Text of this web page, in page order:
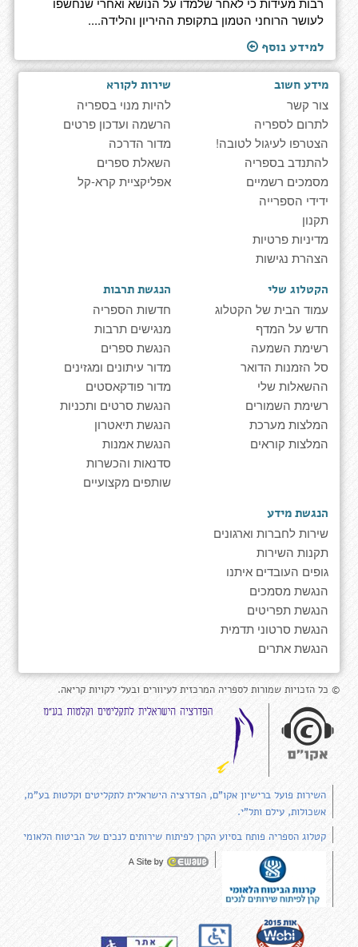
לעושר הרוחני הטמון בתקופת ההיריון והלידה....
למידע נוסף
מידע חשוב
צור קשר
לתרום לספריה
הצטרפו לעיגול לטובה!
להתנדב בספריה
מסמכים רשמיים
ידידי הספרייה
תקנון
מדיניות פרטיות
הצהרת נגישות
שירות לקורא
להיות מנוי בספריה
הרשמה ועדכון פרטים
מדור הדרכה
השאלת ספרים
אפליקציית קרא-קל
הקטלוג שלי
עמוד הבית של הקטלוג
חדש על המדף
רשימת השמעה
סל הזמנות הדואר
ההשאלות שלי
רשימת השמורים
המלצות מערכת
המלצות קוראים
הנגשת תרבות
חדשות הספריה
מנגישים תרבות
הנגשת ספרים
מדור עיתונים ומגזינים
מדור פודקאסטים
הנגשת סרטים ותכניות
הנגשת תיאטרון
הנגשת אמנות
סדנאות והכשרות
שותפים מקצועיים
הנגשת מידע
שירות לחברות וארגונים
תקנות השירות
גופים העובדים איתנו
הנגשת מסמכים
הנגשת תפריטים
הנגשת סרטוני תדמית
הנגשת אתרים
© כל הזכויות שמורות לספריה המרכזית לעיוורים ובעלי לקויות קריאה.
השירות פועל ברישיון אקו"ם, הפדרציה הישראלית לתקליטים וקלטות בע"מ,
אשכולות, עילם ותל"י.
קטלוג הספריה פותח בסיוע הקרן לפיתוח שירותים לנכים של הביטוח הלאומי